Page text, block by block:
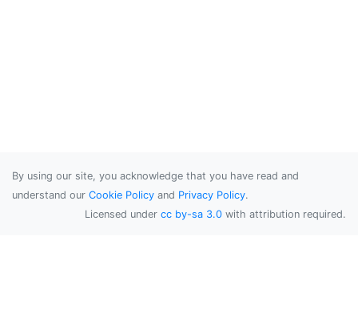
By using our site, you acknowledge that you have read and
understand our Cookie Policy and Privacy Policy.
Licensed under cc by-sa 3.0 with attribution required.